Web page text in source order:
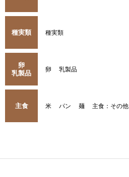
種実類 種実類
卵
乳製品
卵 乳製品
主食 米 パン 麺 主食：その他